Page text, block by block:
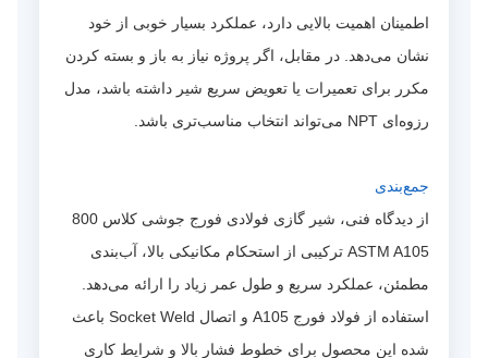
اطمینان اهمیت بالایی دارد، عملکرد بسیار خوبی از خود
نشان می‌دهد. در مقابل، اگر پروژه نیاز به باز و بسته کردن
مکرر برای تعمیرات یا تعویض سریع شیر داشته باشد، مدل
رزوه‌ای NPT می‌تواند انتخاب مناسب‌تری باشد.
جمع‌بندی
از دیدگاه فنی، شیر گازی فولادی فورج جوشی کلاس 800
ASTM A105 ترکیبی از استحکام مکانیکی بالا، آب‌بندی
مطمئن، عملکرد سریع و طول عمر زیاد را ارائه می‌دهد.
استفاده از فولاد فورج A105 و اتصال Socket Weld باعث
شده این محصول برای خطوط فشار بالا و شرایط کاری